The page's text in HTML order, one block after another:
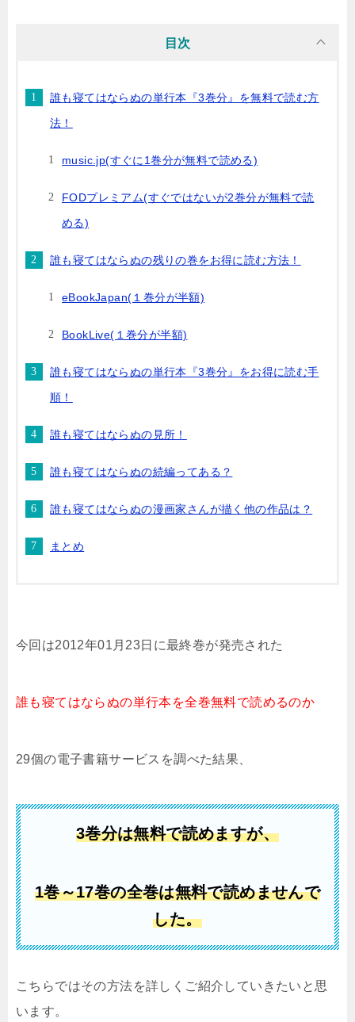
目次
誰も寝てはならぬの単行本『3巻分』を無料で読む方
法！
music.jp(すぐに1巻分が無料で読める)
FODプレミアム(すぐではないが2巻分が無料で読
める)
誰も寝てはならぬの残りの巻をお得に読む方法！
eBookJapan(１巻分が半額)
BookLive(１巻分が半額)
誰も寝てはならぬの単行本『3巻分』をお得に読む手
順！
誰も寝てはならぬの見所！
誰も寝てはならぬの続編ってある？
誰も寝てはならぬの漫画家さんが描く他の作品は？
まとめ
今回は2012年01月23日に最終巻が発売された
誰も寝てはならぬの単行本を全巻無料で読めるのか
29個の電子書籍サービスを調べた結果、
3巻分は無料で読めますが、
1巻～17巻の全巻は無料で読めませんで
した。
こちらではその方法を詳しくご紹介していきたいと思
います。